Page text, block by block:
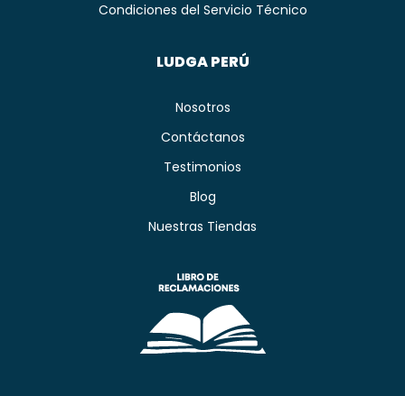
Condiciones del Servicio Técnico
LUDGA PERÚ
Nosotros
Contáctanos
Testimonios
Blog
Nuestras Tiendas